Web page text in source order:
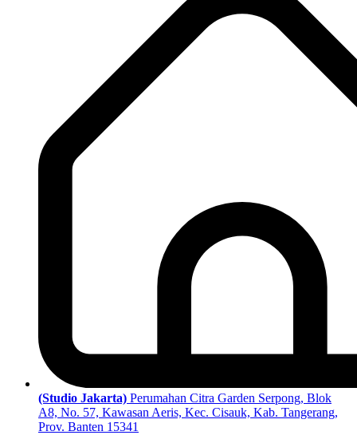
(Studio Jakarta) Perumahan Citra Garden Serpong, Blok
A8, No. 57, Kawasan Aeris, Kec. Cisauk, Kab. Tangerang,
Prov. Banten 15341